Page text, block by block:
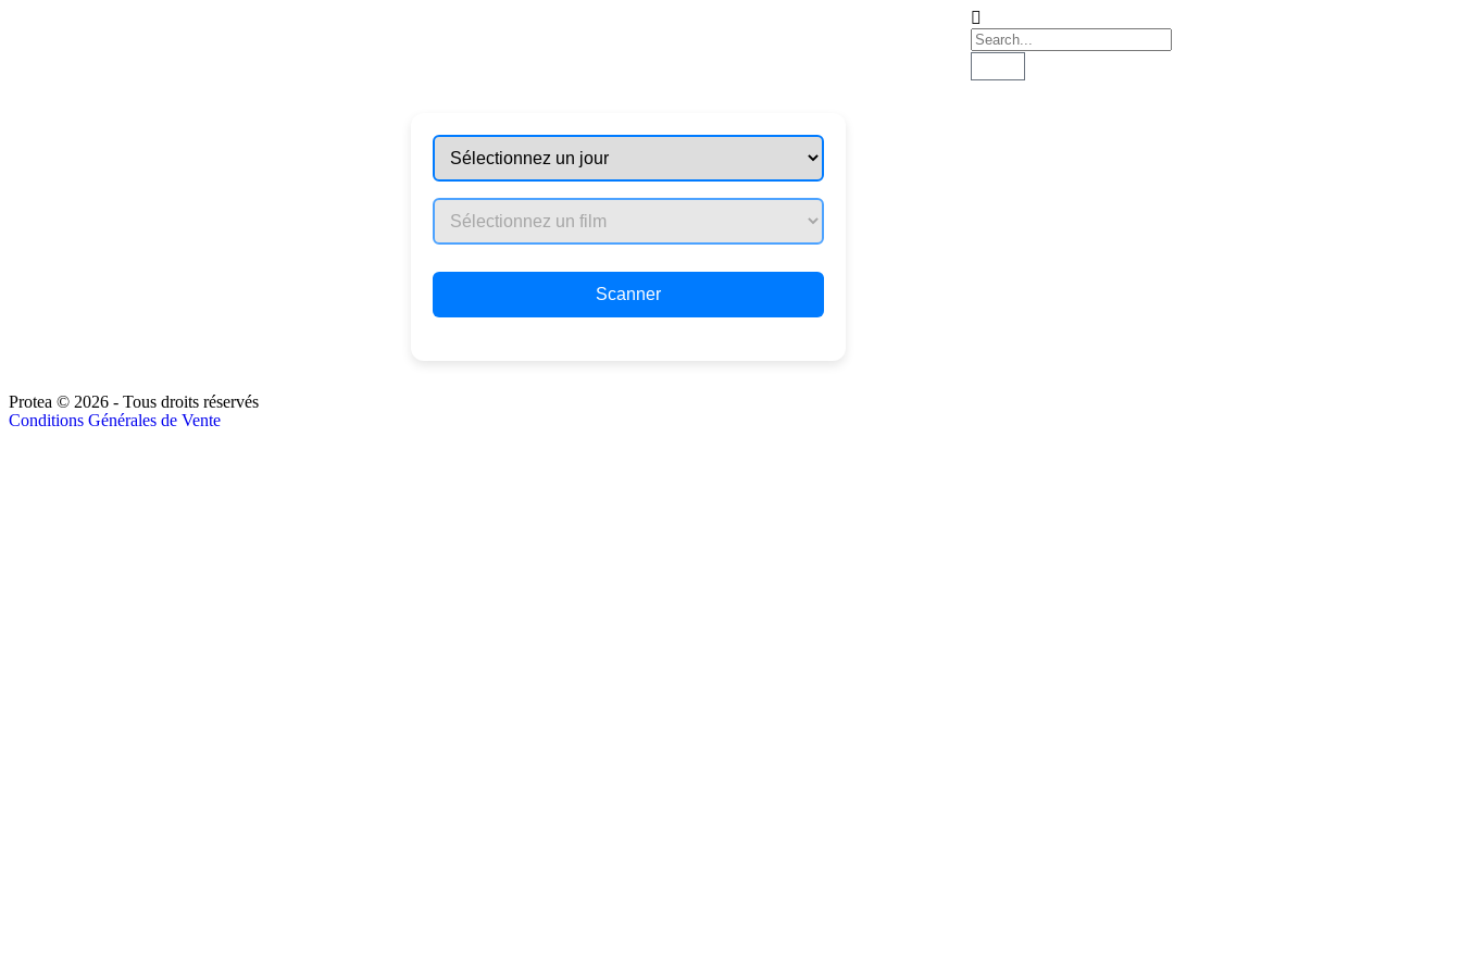
Scanner
Protea © 2026 - Tous droits réservés
Conditions Générales de Vente